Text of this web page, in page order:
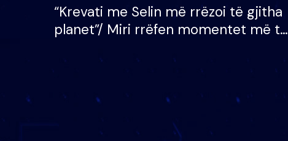
“Krevati me Selin më rrëzoi të gjitha
planet”/ Miri rrëfen momentet më të
mungojë zilja e mëngjesit kur…